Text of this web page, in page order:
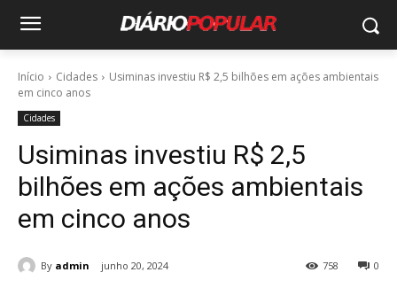
Início Cidades
Usiminas investiu R$ 2,5 bilhões em ações ambientais
em cinco anos
Cidades
Usiminas investiu R$ 2,5
bilhões em ações ambientais
em cinco anos
By admin junho 20, 2024 0
758